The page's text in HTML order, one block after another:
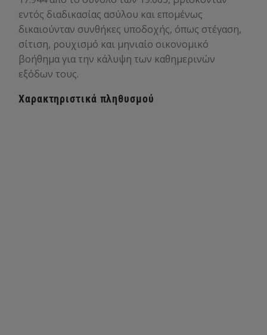
εντός διαδικασίας ασύλου και επομένως
δικαιούνταν συνθήκες υποδοχής, όπως στέγαση,
σίτιση, ρουχισμό και μηνιαίο οικονομικό
βοήθημα για την κάλυψη των καθημερινών
εξόδων τους.
Χαρακτηριστικά πληθυσμού